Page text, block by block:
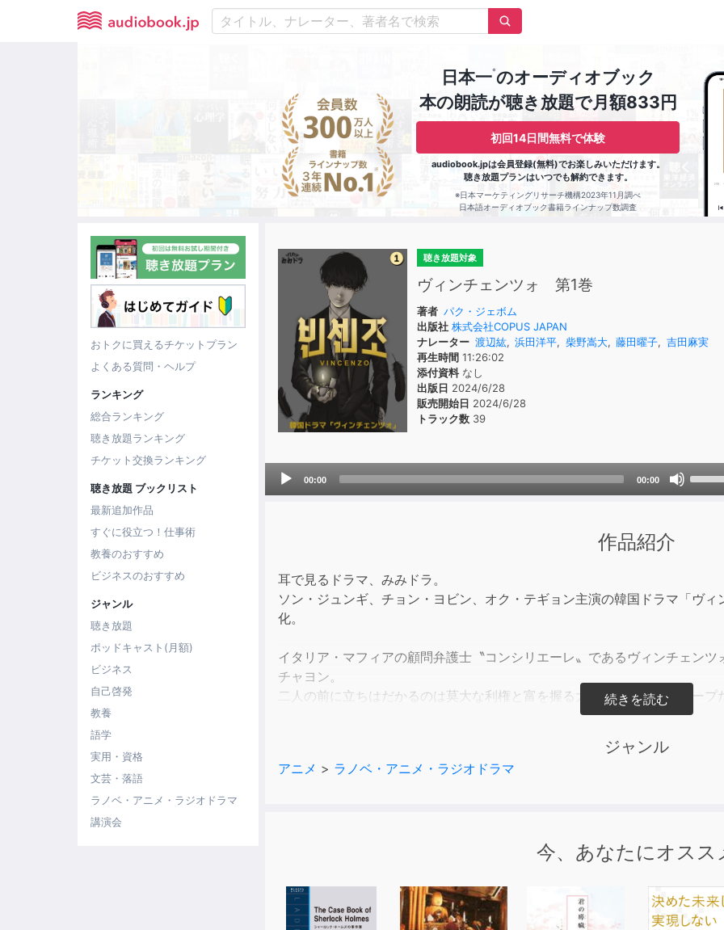
日本一※のオーディオブック
本の朗読が聴き放題で月額833円
初回14日間無料で体験
audiobook.jpは会員登録(無料)でお楽しみいただけます。
聴き放題プランはいつでも解約できます。
※日本マーケティングリサーチ機構2023年11月調べ
日本語オーディオブック書籍ラインナップ数調査
おトクに買えるチケットプラン
よくある質問・ヘルプ
ランキング
総合ランキング
聴き放題ランキング
チケット交換ランキング
聴き放題 ブックリスト
最新追加作品
すぐに役立つ！仕事術
教養のおすすめ
ビジネスのおすすめ
ジャンル
聴き放題
ポッドキャスト(月額)
ビジネス
自己啓発
教養
語学
実用・資格
文芸・落語
ラノベ・アニメ・ラジオドラマ
講演会
聴き放題対象
ヴィンチェンツォ 第1巻
著者 パク・ジェボム
出版社 株式会社COPUS JAPAN
ナレーター 渡辺紘, 浜田洋平, 柴野嵩大, 藤田曜子, 吉田麻実
再生時間 11:26:02
添付資料なし
出版日 2024/6/28
販売開始日 2024/6/28
トラック数 39
Audio
00:00 00:00
作品紹介
耳で見るドラマ、みみドラ。
ソン・ジュンギ、チョン・ヨビン、オク・テギョン主演の韓国ドラマ「ヴ
化。
イタリア・マフィアの顧問弁護士〝コンシリエーレ〟であるヴィンチェン
チャヨン。
二人の前に立ちはだかるのは莫大な利権と富を握る大企業バベル・グループ
ヴィンチェンツォは弁護士のホン・ユチャンとその娘であるチャヨン、そ
シリアスとユーモアが両立した、リーガルドラマの傑作。ジャンル
アニメ > ラノベ・アニメ・ラジオドラマ
今、あなたにオスス